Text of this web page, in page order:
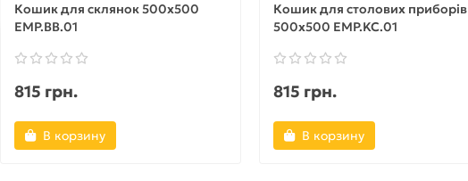
Кошик для склянок 500х500
EMP.BB.01
815 грн.
В корзину
Кошик для столових приборів
500х500 EMP.KC.01
815 грн.
В корзину